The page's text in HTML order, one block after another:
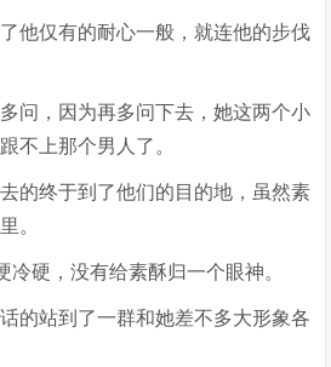
他仅有的耐心一般，就连他的步伐
问，因为再多问下去，她这两个小
不上那个男人了。
的终于到了他们的目的地，虽然素
。
冷硬，没有给素酥归一个眼神。
的站到了一群和她差不多大形象各